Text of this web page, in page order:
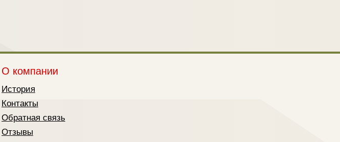
О компании
История
Контакты
Обратная связь
Отзывы